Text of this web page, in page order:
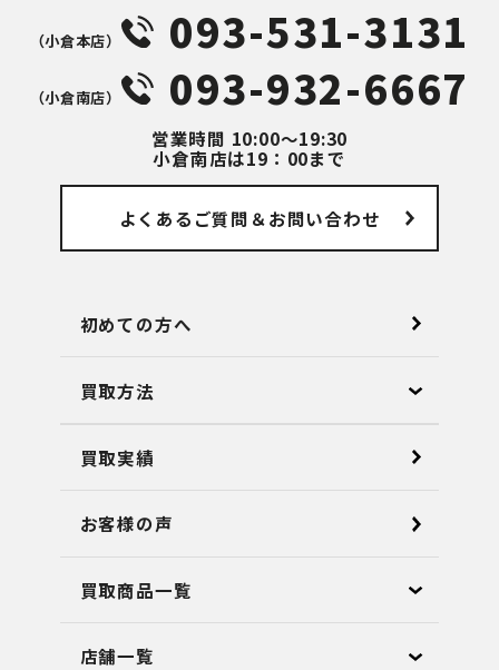
（⼩倉本店） 093-531-3131
（⼩倉南店） 093-932-6667
営業時間 10:00～19:30
小倉南店は19：00まで
よくあるご質問 ＆お問い合わせ
初めての方へ
買取方法
買取実績
お客様の声
買取商品一覧
店舗⼀覧